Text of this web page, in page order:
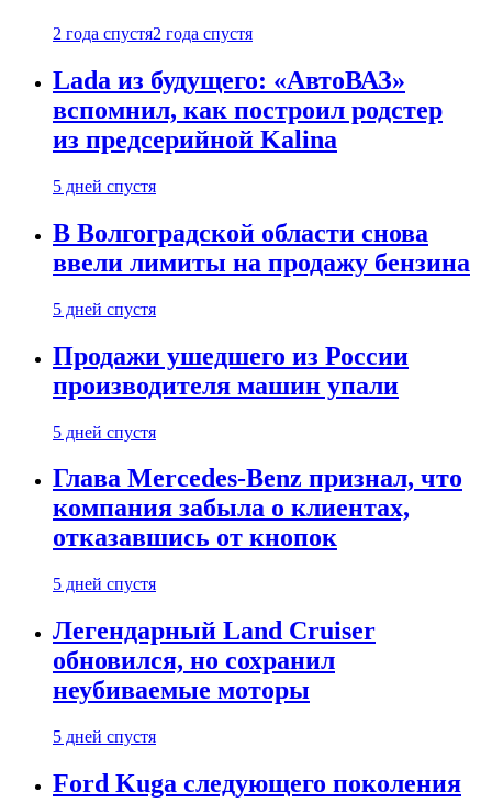
2 года спустя2 года спустя
Lada из будущего: «АвтоВАЗ»
вспомнил, как построил родстер
из предсерийной Kalina
5 дней спустя
В Волгоградской области снова
ввели лимиты на продажу бензина
5 дней спустя
Продажи ушедшего из России
производителя машин упали
5 дней спустя
Глава Mercedes-Benz признал, что
компания забыла о клиентах,
отказавшись от кнопок
5 дней спустя
Легендарный Land Cruiser
обновился, но сохранил
неубиваемые моторы
5 дней спустя
Ford Kuga следующего поколения